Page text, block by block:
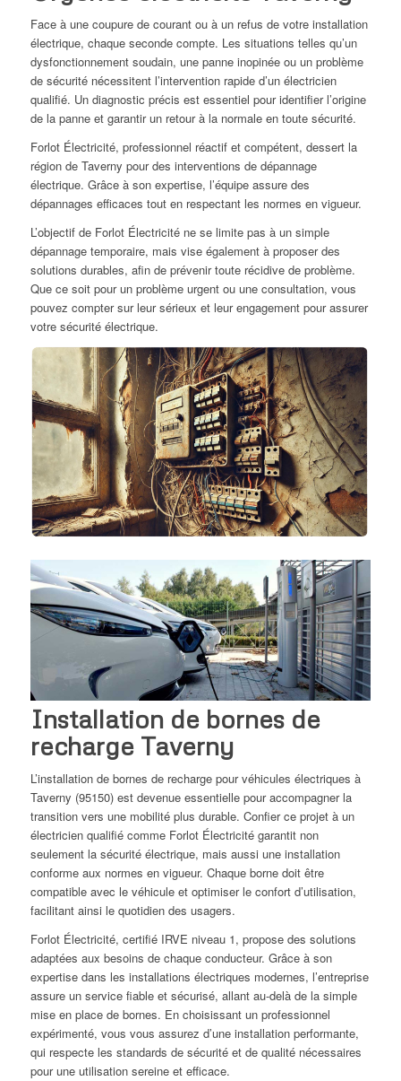
Face à une coupure de courant ou à un refus de votre installation
électrique, chaque seconde compte. Les situations telles qu’un
dysfonctionnement soudain, une panne inopinée ou un problème
de sécurité nécessitent l’intervention rapide d’un électricien
qualifié. Un diagnostic précis est essentiel pour identifier l’origine
de la panne et garantir un retour à la normale en toute sécurité.
Forlot Électricité, professionnel réactif et compétent, dessert la
région de Taverny pour des interventions de dépannage
électrique. Grâce à son expertise, l’équipe assure des
dépannages efficaces tout en respectant les normes en vigueur.
L’objectif de Forlot Électricité ne se limite pas à un simple
dépannage temporaire, mais vise également à proposer des
solutions durables, afin de prévenir toute récidive de problème.
Que ce soit pour un problème urgent ou une consultation, vous
pouvez compter sur leur sérieux et leur engagement pour assurer
votre sécurité électrique.
Installation de bornes de
recharge Taverny
L’installation de bornes de recharge pour véhicules électriques à
Taverny (95150) est devenue essentielle pour accompagner la
transition vers une mobilité plus durable. Confier ce projet à un
électricien qualifié comme Forlot Électricité garantit non
seulement la sécurité électrique, mais aussi une installation
conforme aux normes en vigueur. Chaque borne doit être
compatible avec le véhicule et optimiser le confort d’utilisation,
facilitant ainsi le quotidien des usagers.
Forlot Électricité, certifié IRVE niveau 1, propose des solutions
adaptées aux besoins de chaque conducteur. Grâce à son
expertise dans les installations électriques modernes, l’entreprise
assure un service fiable et sécurisé, allant au-delà de la simple
mise en place de bornes. En choisissant un professionnel
expérimenté, vous vous assurez d’une installation performante,
qui respecte les standards de sécurité et de qualité nécessaires
pour une utilisation sereine et efficace.